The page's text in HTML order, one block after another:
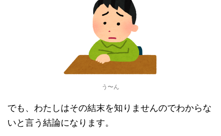
う〜ん
でも、わたしはその結末を知りませんのでわからな
いと言う結論になります。